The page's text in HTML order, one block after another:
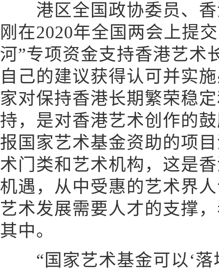
港区全国政协委员、香
刚在2020年全国两会上提
河”专项资金支持香港艺术
自己的建议获得认可并实
家对保持香港长期繁荣稳
持，是对香港艺术创作的
报国家艺术基金资助的项
术门类和艺术机构，这是
机遇，从中受惠的艺术界
艺术发展需要人才的支撑
其中。
“国家艺术基金可以‘落